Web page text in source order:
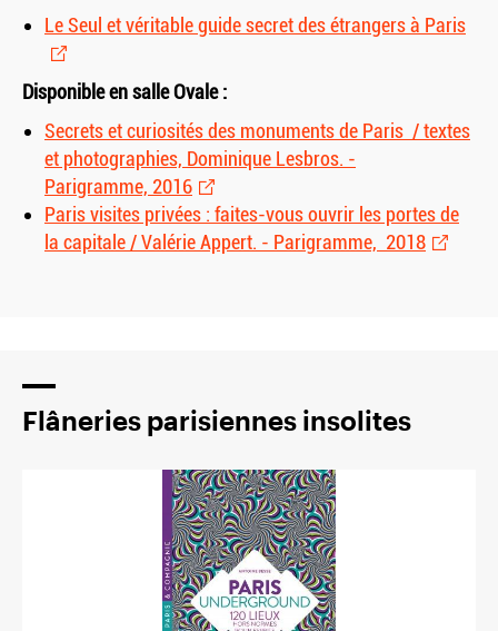
Le Seul et véritable guide secret des étrangers à Paris
Disponible en salle Ovale :
Secrets et curiosités des monuments de Paris / textes
et photographies, Dominique Lesbros. -
Parigramme, 2016
Paris visites privées : faites-vous ouvrir les portes de
la capitale / Valérie Appert. - Parigramme, 2018
Flâneries parisiennes insolites